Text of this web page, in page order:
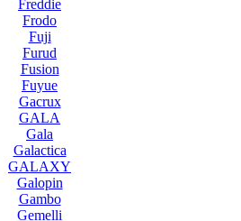
Freddie
Frodo
Fuji
Furud
Fusion
Fuyue
Gacrux
GALA
Gala
Galactica
GALAXY
Galopin
Gambo
Gemelli